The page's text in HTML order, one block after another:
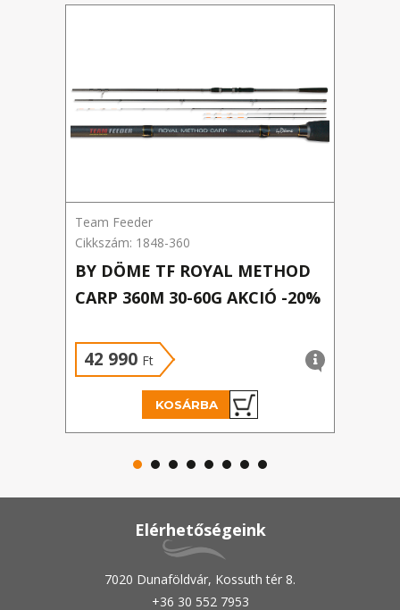
Team Feeder
Cikkszám: 1848-360
BY DÖME TF ROYAL METHOD
CARP 360M 30-60G AKCIÓ -20%
42 990 Ft
KOSÁRBA
Elérhetőségeink
7020 Dunaföldvár, Kossuth tér 8.
+36 30 552 7953